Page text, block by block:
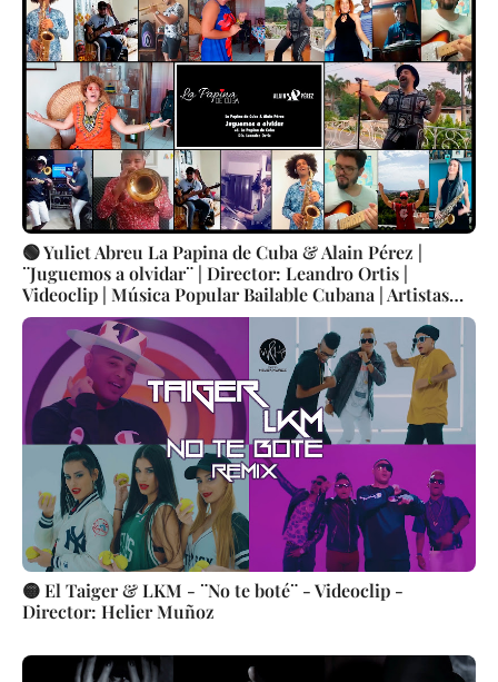
🟢 Yuliet Abreu La Papina de Cuba & Alain Pérez |
¨Juguemos a olvidar¨ | Director: Leandro Ortis |
Videoclip | Música Popular Bailable Cubana | Artistas
Cubanos | Canción | CUBA
🟡 El Taiger & LKM - ¨No te boté¨ - Videoclip -
Director: Helier Muñoz